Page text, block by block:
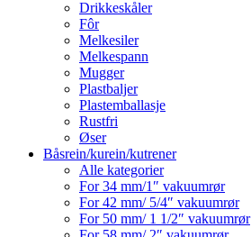
Drikkeskåler
Fôr
Melkesiler
Melkespann
Mugger
Plastbaljer
Plastemballasje
Rustfri
Øser
Båsrein/kurein/kutrener
Alle kategorier
For 34 mm/1″ vakuumrør
For 42 mm/ 5/4″ vakuumrør
For 50 mm/ 1 1/2″ vakuumrør